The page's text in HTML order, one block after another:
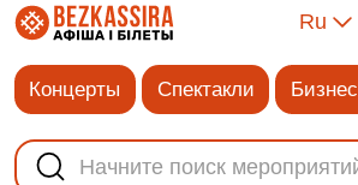
Ru
Концерты Спектакли Бизнес